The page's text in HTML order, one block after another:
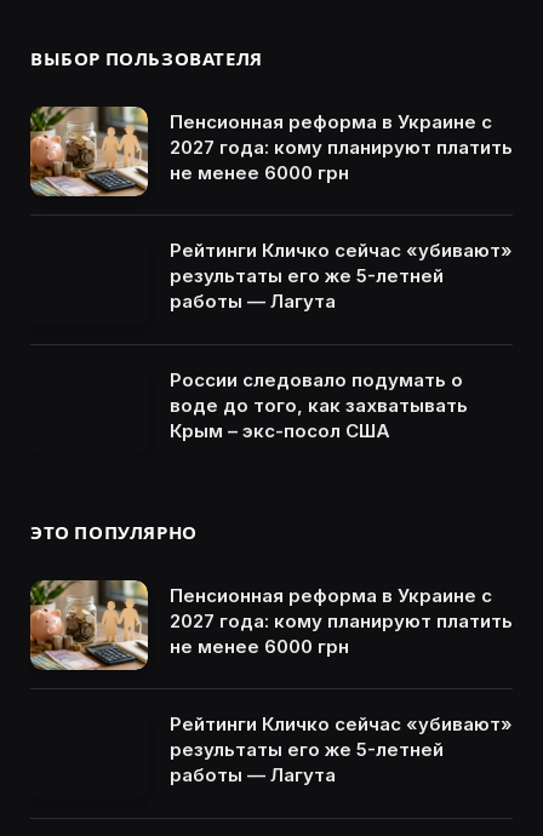
ВЫБОР ПОЛЬЗОВАТЕЛЯ
Пенсионная реформа в Украине с
2027 года: кому планируют платить
не менее 6000 грн
Рейтинги Кличко сейчас «убивают»
результаты его же 5-летней
работы — Лагута
России следовало подумать о
воде до того, как захватывать
Крым – экс-посол США
ЭТО ПОПУЛЯРНО
Пенсионная реформа в Украине с
2027 года: кому планируют платить
не менее 6000 грн
Рейтинги Кличко сейчас «убивают»
результаты его же 5-летней
работы — Лагута